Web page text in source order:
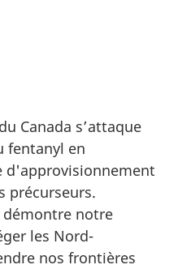
Canada s’attaque
fentanyl en
d'approvisionnement
précurseurs.
notre
les Nord-
nos frontières